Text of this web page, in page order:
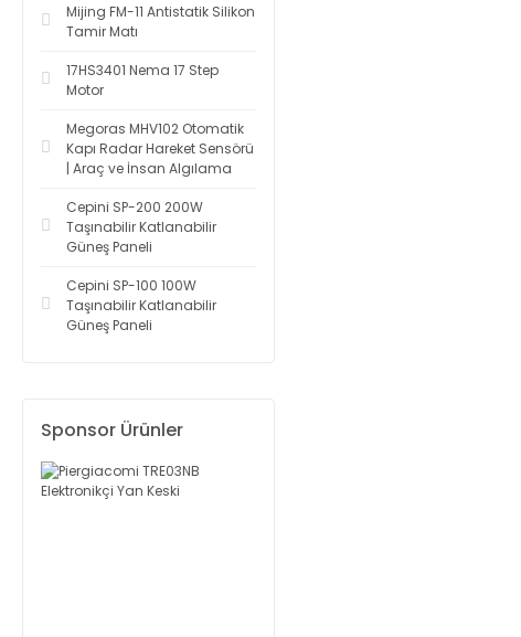
Mijing FM-11 Antistatik Silikon
Tamir Matı
17HS3401 Nema 17 Step
Motor
Megoras MHV102 Otomatik
Kapı Radar Hareket Sensörü
| Araç ve İnsan Algılama
Cepini SP-200 200W
Taşınabilir Katlanabilir
Güneş Paneli
Cepini SP-100 100W
Taşınabilir Katlanabilir
Güneş Paneli
Sponsor Ürünler